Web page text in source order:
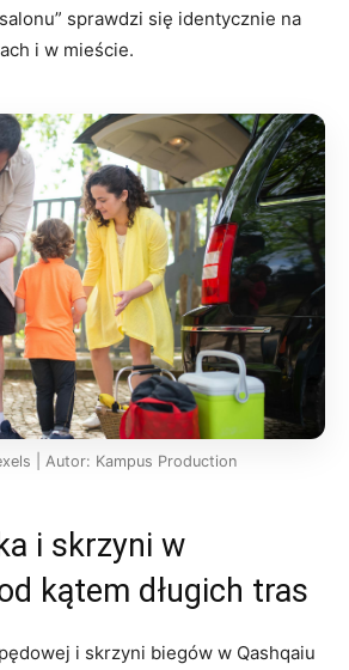
sprawdzi się identycznie na
i w mieście.
| Autor: Kampus Production
i skrzyni w
kątem długich tras
i skrzyni biegów w Qashqaiu